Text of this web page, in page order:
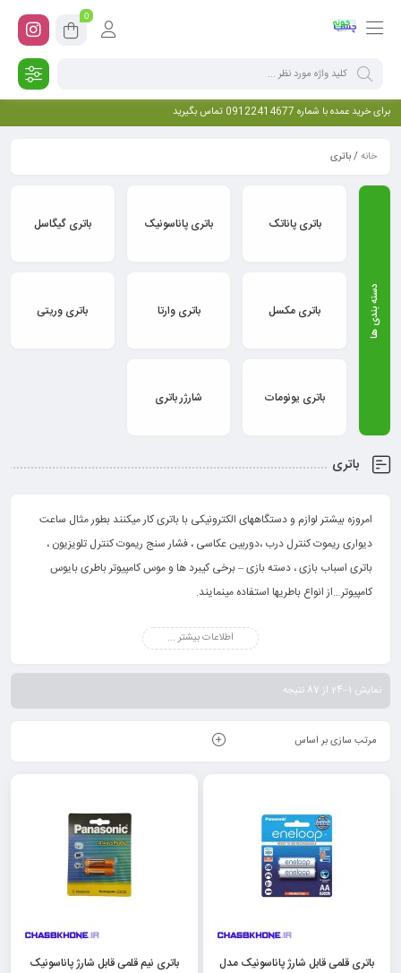
0
برای خرید عمده با شماره 09122414677 تماس بگیرید
خانه/ باتری
باتری پاناتک باتری پاناسونیک باتری گیگاسل
باتری مکسل باتری وارتا باتری وریتی
باتری یونومات شارژر باتری
باتری
امروزه بیشتر لوازم و دستگاههای الکترونیکی با باتری کار میکنند بطور مثال ساعت
دیواری ریموت کنترل درب ،دوربین عکاسی ، فشار سنج ریموت کنترل تلویزیون ،
باتری اسباب بازی ، دسته بازی – برخی کیبرد ها و موس کامپیوتر باطری بایوس
کامپیوتر…از انواع باطریها استفاده مینمایند.
آلکالین-نیم قلم آلکالین -کتابی 9v آلکالین – انواع باطری سکه ای – فروش باطری
فروش باطری شارژی قلمی و شارژی نیم قلم – شارژی کتابی- باطری تلفنی – باطری
ساعتی -با برندها روز و مطرح دنیا وارتا،وریتی،گیگاسل و پاناتک پاناسونیک
اطلاعات بیشتر ...
نمایش 1–24 از 87 نتیجه
مرتب سازی بر اساس
باتری قلمی قابل شارژ پاناسونیک مدل
باتری نیم قلمی قابل شارژ پاناسونیک